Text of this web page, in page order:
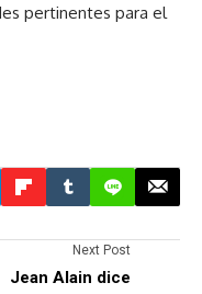
pertinentes para el
Next Post
Jean Alain dice